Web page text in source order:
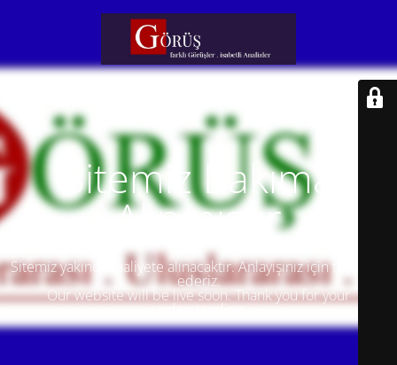
Sitemiz Bakıma
Alınmıştır
Sitemiz yakında faaliyete alınacaktır. Anlayışınız için teşekkür
ederiz.
Our website will be live soon. Thank you for your
understanding.